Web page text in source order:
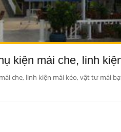
kiện mái che, linh
che, linh kiện mái kéo, vật tư mái